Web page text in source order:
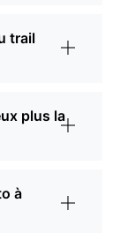
trail
plus la
à